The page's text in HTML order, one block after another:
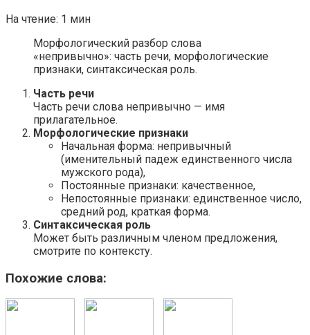
На чтение: 1 мин
Морфологический разбор слова
«непривычно»: часть речи, морфологические
признаки, синтаксическая роль.
Часть речи
Часть речи слова непривычно — имя
прилагательное.
Морфологические признаки
Начальная форма: непривычный
(именительный падеж единственного числа
мужского рода),
Постоянные признаки: качественное,
Непостоянные признаки: единственное число,
средний род, краткая форма.
Синтаксическая роль
Может быть различным членом предложения,
смотрите по контексту.
Похожие слова: